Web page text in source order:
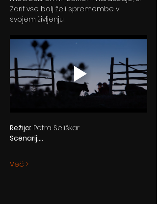
Zarif vse bolj želi spremembe v
svojem življenju.
Režija: Petra Seliškar
Scenarij:…
Več >